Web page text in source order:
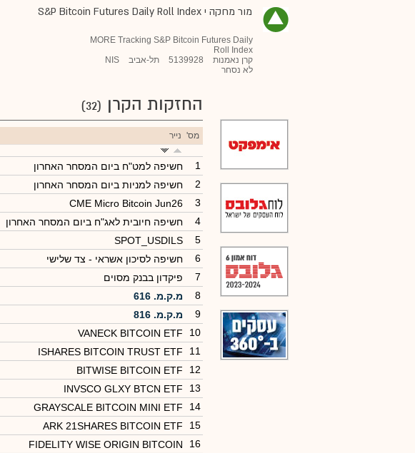
מור מחקה י S&P Bitcoin Futures Daily Roll Index
MORE Tracking S&P Bitcoin Futures Daily
Roll Index
קרן נאמנות
5139928 תל-אביב
NIS
לא נסחר
החזקות הקרן (32)
מס' נייר
1 חשיפה למט"ח ביום המסחר האחרון
2
חשיפה למניות ביום המסחר האחרון
3
CME Micro Bitcoin Jun26
4
חשיפה חיובית לאג"ח ביום המסחר האחרון
5
SPOT_USDILS
6
חשיפה לסיכון אשראי - צד שלישי
7
פיקדון בבנק מסוים
8
מ.ק.מ. 616
9
מ.ק.מ. 816
10
VANECK BITCOIN ETF
11
ISHARES BITCOIN TRUST ETF
12
BITWISE BITCOIN ETF
13
INVSCO GLXY BTCN ETF
14
GRAYSCALE BITCOIN MINI ETF
15
ARK 21SHARES BITCOIN ETF
16
FIDELITY WISE ORIGIN BITCOIN